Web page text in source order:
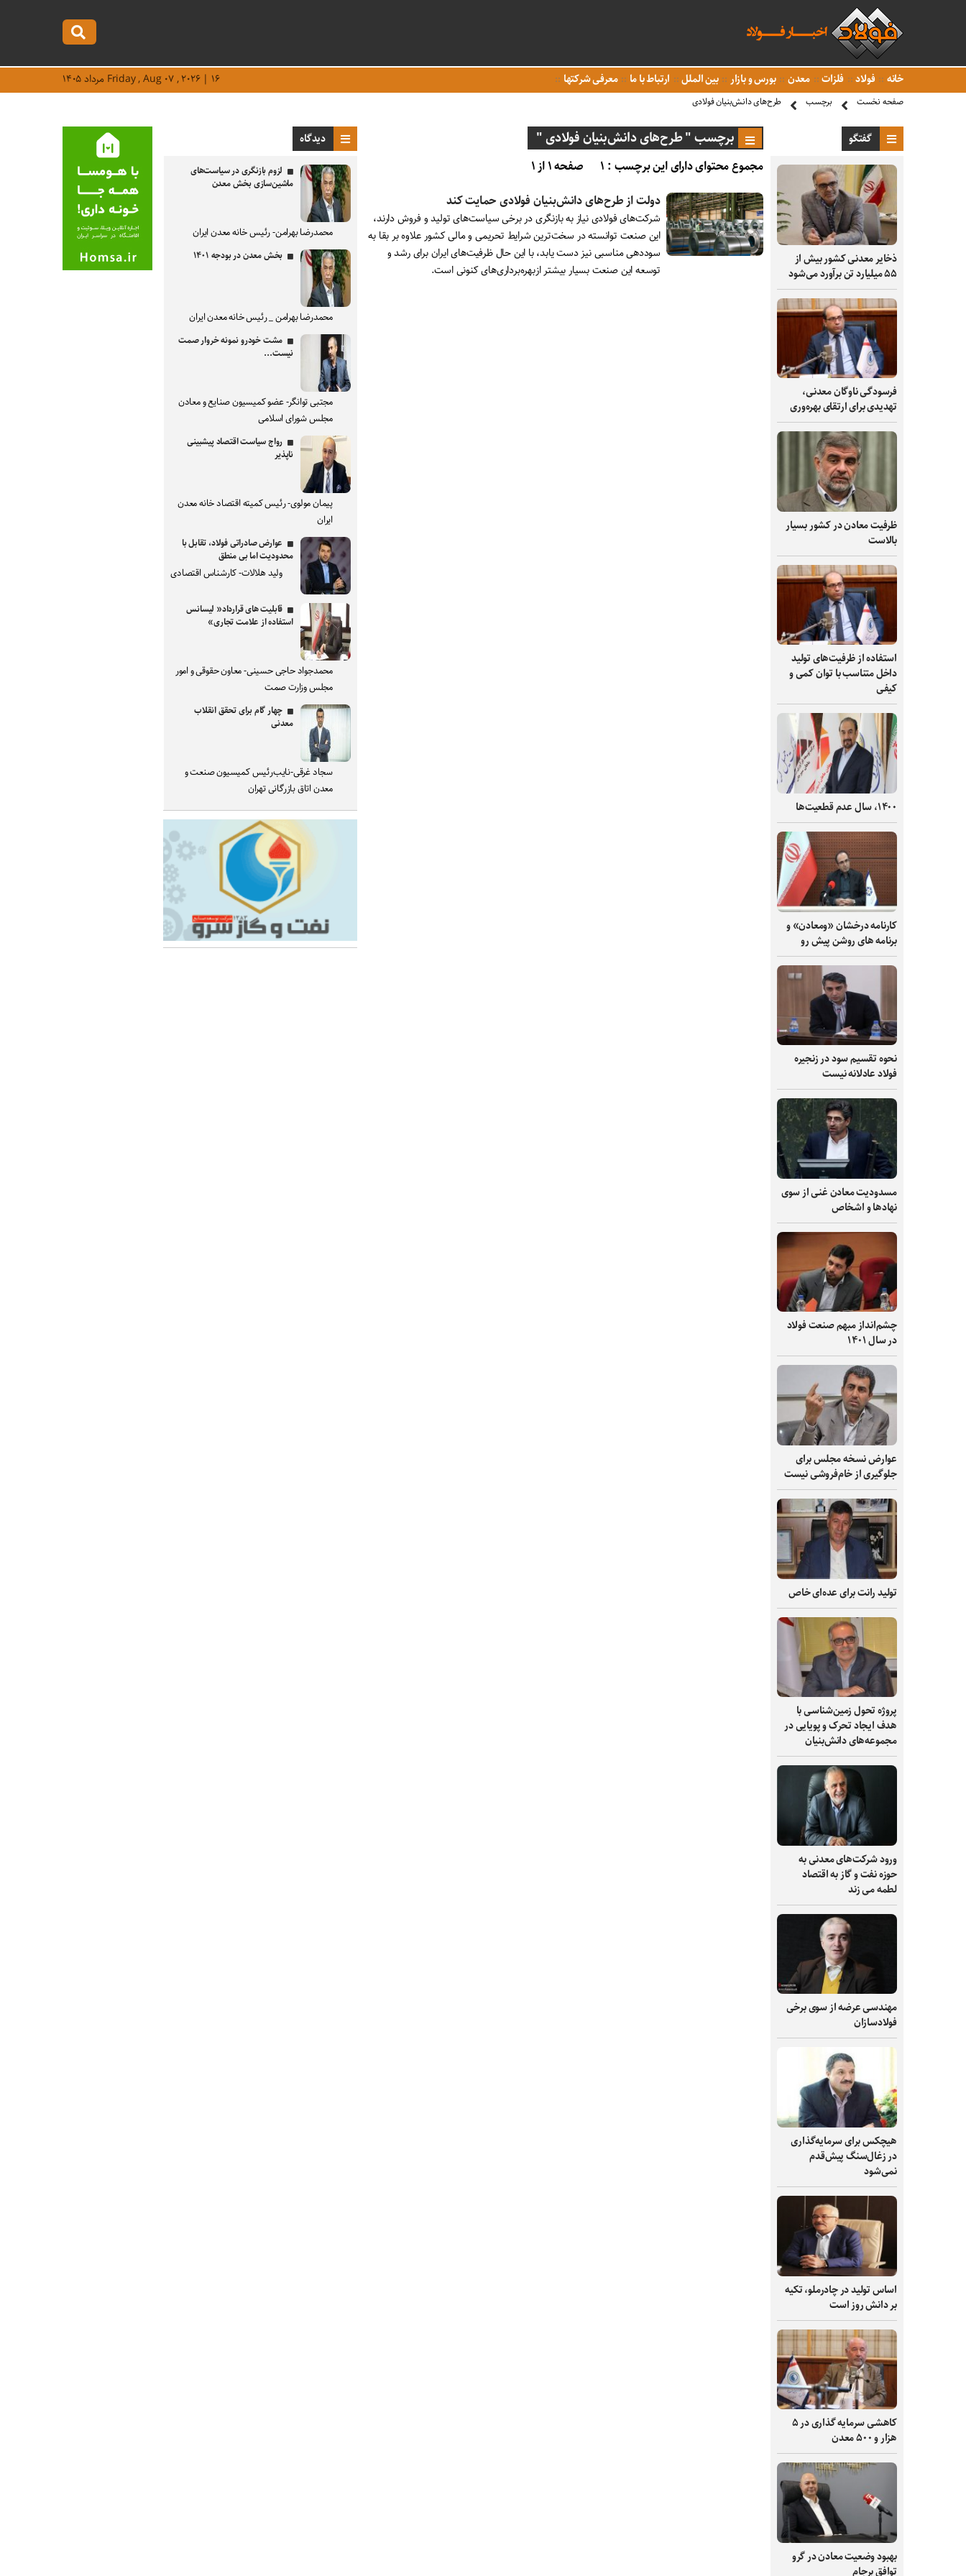
خانه فولاد فلزات معدن بورس و بازار بین الملل ارتباط با ما معرفی شرکتها Friday , Aug ۰۷ , ۲۰۲۶ | ۱۶ مرداد ۱۴۰۵
صفحه نخست برچسب طرح‌های دانش‌بنیان فولادی
گفتگو
ذخایر معدنی کشور بیش از
۵۵ میلیارد تن برآورد می‌شود
فرسودگی ناوگان معدنی،
تهدیدی برای ارتقای بهره‌وری
ظرفیت‌ معادن در کشور بسیار
بالاست
استفاده از ظرفیت‌های تولید
داخل متناسب با توان کمی و
کیفی
۱۴۰۰، سال عدم قطعیت‌ها
کارنامه درخشان «ومعادن» و
برنامه های روشن پیش رو
نحوه تقسیم سود در زنجیره
فولاد عادلانه نیست
مسدودیت معادن غنی از سوی
نهادها و اشخاص
چشم‌انداز مبهم صنعت فولاد
در سال ۱۴۰۱
عوارض نسخه مجلس برای
جلوگیری از خام‌فروشی نیست
تولید رانت برای عده‌ای خاص
پروژه تحول زمین‌شناسی با
هدف ایجاد تحرک و پویایی در
مجموعه‌های دانش‌بنیان
ورود شرکت‌های معدنی به
حوزه نفت و گاز به اقتصاد
لطمه می زند
مهندسی عرضه از سوی برخی
فولادسازان
هیچکس برای سرمایه‌گذاری
در زغال‌سنگ پیش‌قدم
نمی‌شود
اساس تولید در چادرملو، تکیه
بر دانش‌ روز است
کاهشی سرمایه گذاری در ۵
هزار و ۵۰۰ معدن
بهبود وضعیت معادن در گرو
توافق برجام
برچسب " طرح‌های دانش‌بنیان فولادی "
مجموع محتوای دارای این برچسب : ۱
صفحه ۱ از ۱
دولت از طرح‌های دانش‌بنیان فولادی حمایت کند
شرکت‌های فولادی نیاز به بازنگری در برخی سیاست‌های تولید و فروش دارند،
این صنعت توانسته در سخت‌ترین شرایط تحریمی و مالی کشور علاوه بر بقا به
سوددهی مناسبی نیز دست یابد، با این حال ظرفیت‌های ایران برای رشد و
توسعه این صنعت بسیار بیشتر ازبهره‌برداری‌های کنونی است.
دیدگاه
لزوم بازنگری در سیاست‌های
ماشین‌سازی بخش معدن
محمدرضا بهرامن- رئیس خانه معدن ایران
بخش معدن در بودجه ۱۴۰۱
محمدرضا بهرامن _ رئیس خانه معدن ایران
مشت خودرو نمونه خروار صمت
نیست...
مجتبی توانگر- عضو کمیسیون صنایع و معادن
مجلس شورای اسلامی
رواج سیاست اقتصاد پیشبینی
ناپذیر
پیمان مولوی- رئیس کمیته اقتصاد خانه معدن
ایران
عوارض صادراتی فولاد، تقابل با
محدودیت اما بی منطق
ولید هلالات- کارشناس اقتصادی
قابلیت های قرارداد« لیسانس
استفاده از علامت تجاری»
محمدجواد حاجی حسینی- معاون حقوقی و امور
مجلس وزارت صمت
چهار گام برای تحقق انقلاب
معدنی
سجاد غرقی-نایب‌رئیس کمیسیون صنعت و
معدن اتاق بازرگانی تهران